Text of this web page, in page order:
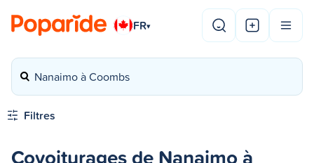
FR▾
Nanaimo à Coombs
Filtres
Covoiturages de Nanaimo à